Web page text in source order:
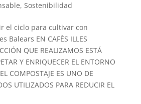
, Sostenibilidad
el ciclo para cultivar con
Balears EN CAFÈS ILLES
QUE REALIZAMOS ESTÁ
Y ENRIQUECER EL ENTORNO
COMPOSTAJE ES UNO DE
UTILIZADOS PARA REDUCIR EL